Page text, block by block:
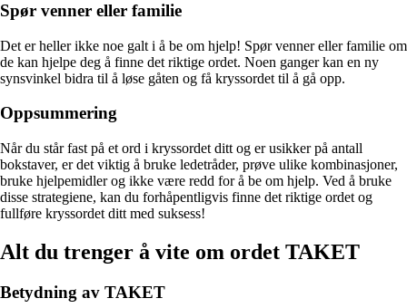
Spør venner eller familie
Det er heller ikke noe galt i å be om hjelp! Spør venner eller familie om
de kan hjelpe deg å finne det riktige ordet. Noen ganger kan en ny
synsvinkel bidra til å løse gåten og få kryssordet til å gå opp.
Oppsummering
Når du står fast på et ord i kryssordet ditt og er usikker på antall
bokstaver, er det viktig å bruke ledetråder, prøve ulike kombinasjoner,
bruke hjelpemidler og ikke være redd for å be om hjelp. Ved å bruke
disse strategiene, kan du forhåpentligvis finne det riktige ordet og
fullføre kryssordet ditt med suksess!
Alt du trenger å vite om ordet TAKET
Betydning av TAKET